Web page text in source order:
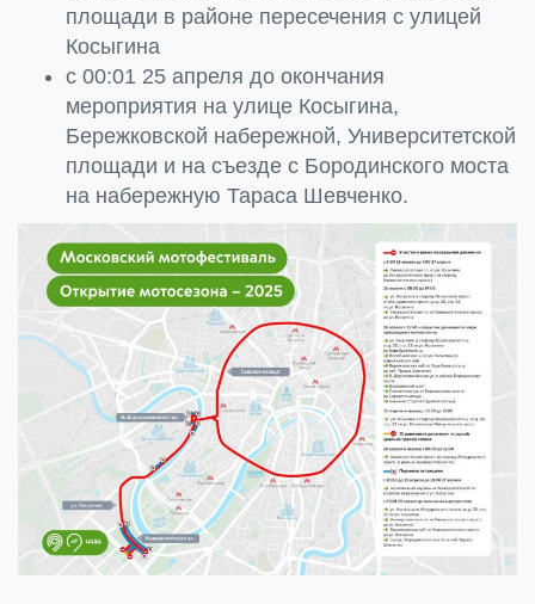
площади в районе пересечения с улицей
Косыгина
с 00:01 25 апреля до окончания
мероприятия на улице Косыгина,
Бережковской набережной, Университетской
площади и на съезде с Бородинского моста
на набережную Тараса Шевченко.